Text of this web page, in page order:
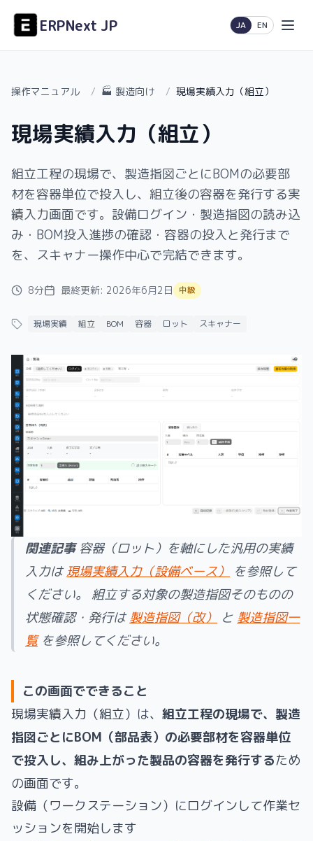
ERPNext JP JA 日本語
EN English
操作マニュアル / 🏭 製造向け / 現場実績入力（組立）
現場実績入力（組立）
組立工程の現場で、製造指図ごとにBOMの必要部
材を容器単位で投入し、組立後の容器を発行する実
績入力画面です。設備ログイン・製造指図の読み込
み・BOM投入進捗の確認・容器の投入と発行まで
を、スキャナー操作中心で完結できます。
8分 最終更新: 2026年6月2日 中級
現場実績 組立 BOM 容器 ロット スキャナー
関連記事容器（ロット）を軸にした汎用の実績
入力は現場実績入力（設備ベース）
を参照して
ください。 組立する対象の製造指図そのものの
状態確認・発行は製造指図（改） と 製造指図一
覧を参照してください。
この画面でできること
現場実績入力（組立）は、 組立工程の現場で、製造
指図ごとにBOM（部品表）の必要部材を容器単位
で投入し、組み上がった製品の容器を発行するため
の画面です。
設備（ワークステーション）にログインして作業セ
ッションを開始します